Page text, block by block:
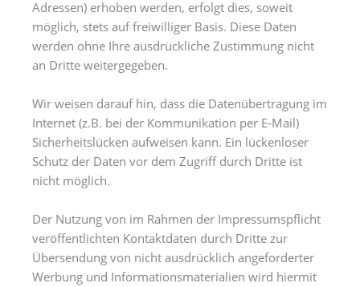
Adressen) erhoben werden, erfolgt dies, soweit
möglich, stets auf freiwilliger Basis. Diese Daten
werden ohne Ihre ausdrückliche Zustimmung nicht
an Dritte weitergegeben.
Wir weisen darauf hin, dass die Datenübertragung im
Internet (z.B. bei der Kommunikation per E-Mail)
Sicherheitslücken aufweisen kann. Ein lückenloser
Schutz der Daten vor dem Zugriff durch Dritte ist
nicht möglich.
Der Nutzung von im Rahmen der Impressumspflicht
veröffentlichten Kontaktdaten durch Dritte zur
Übersendung von nicht ausdrücklich angeforderter
Werbung und Informationsmaterialien wird hiermit